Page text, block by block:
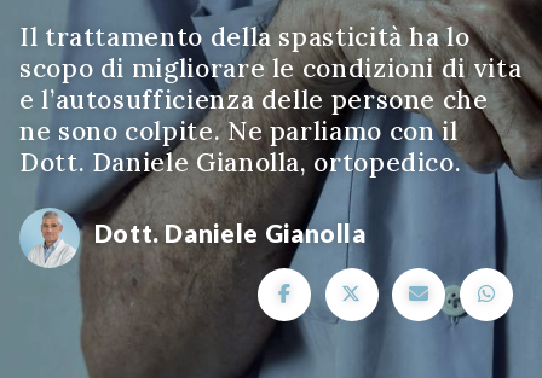
Il trattamento della spasticità ha lo
scopo di migliorare le condizioni di vita
e l’autosufficienza delle persone che
ne sono colpite. Ne parliamo con il
Dott. Daniele Gianolla, ortopedico.
Dott. Daniele Gianolla